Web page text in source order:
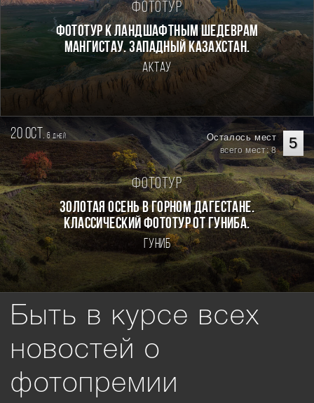
Фототур
Фототур к ландшафтным шедеврам
Мангистау. Западный Казахстан.
Актау
20 oct. 6дней 5
Осталось мест
всего мест: 8
Фототур
Золотая осень в горном Дагестане.
Классический фототур от Гуниба.
Гуниб
Быть в курсе всех
новостей о
фотопремии